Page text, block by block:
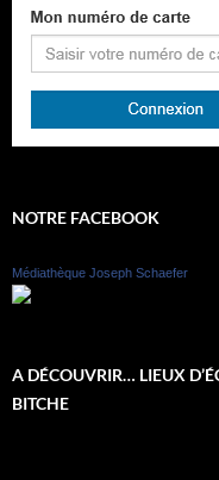
NOTRE FACEBOOK
Médiathèque Joseph Schaefer
A DÉCOUVRIR… LIEUX
BITCHE